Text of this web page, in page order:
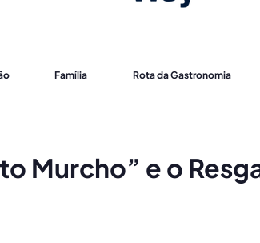
Família Rota da Gastronomia
Murcho” e o